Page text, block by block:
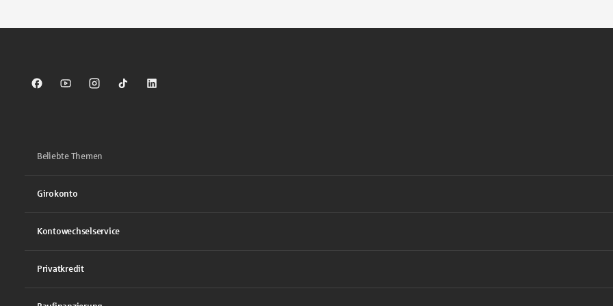
Sparkasse auf Facebook
Sparkasse auf Youtube
Sparkasse auf Instagram
Sparkasse auf TikTok
Sparkasse auf LinkedIn
Beliebte Themen
Girokonto
Kontowechselservice
Privatkredit